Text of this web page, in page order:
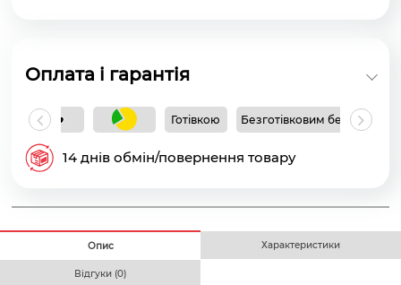
Оплата і гарантія
Готівкою Безготівковим без ПДВ
14 днів обмін/повернення товару
Опис Характеристики
Відгуки (0)